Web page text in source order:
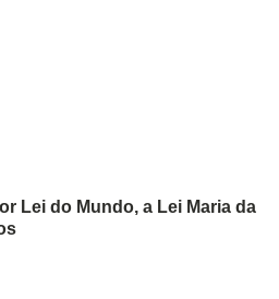
Lei do Mundo, a Lei Maria da